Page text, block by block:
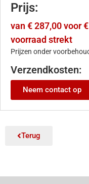
Prijs:
van € 287,00 voor
voorraad strekt
Prijzen onder
Verzendkosten:
Neem contact op
Terug